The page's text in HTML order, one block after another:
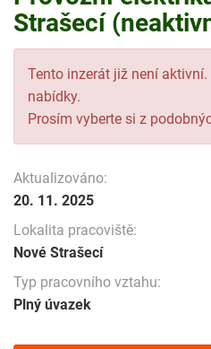
Strašecí
Tento inzerát již není
nabídky.
Prosím vyberte si z
Aktualizováno:
20. 11. 2025
Lokalita pracoviště:
Nové Strašecí
Typ pracovního vztahu:
Plný úvazek